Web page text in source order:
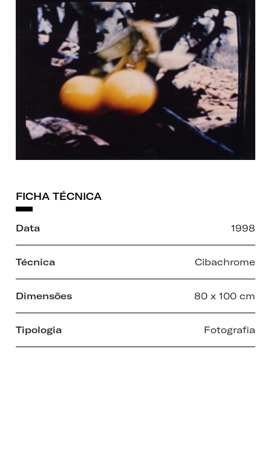
FICHA TÉCNICA
Data 1998
Técnica Cibachrome
Dimensões 80 x 100 cm
Tipologia Fotografia